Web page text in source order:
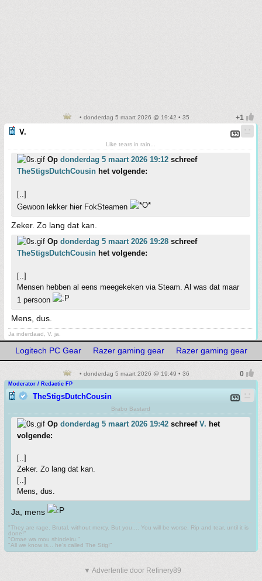
• donderdag 5 maart 2026 @ 19:42 • 35
V.
Like tears in rain...
Op donderdag 5 maart 2026 19:12 schreef
TheStigsDutchCousin het volgende:
[..]
Gewoon lekker hier FokSteamen
Zeker. Zo lang dat kan.
Op donderdag 5 maart 2026 19:28 schreef
TheStigsDutchCousin het volgende:
[..]
Mensen hebben al eens meegekeken via Steam. Al was dat maar
1 persoon
Mens, dus.
Ja inderdaad, V. ja.
Logitech PC Gear Razer gaming gear Razer gaming gear
• donderdag 5 maart 2026 @ 19:49 • 36
Moderator / Redactie FP
TheStigsDutchCousin
Brabo Bastard
Op donderdag 5 maart 2026 19:42 schreef V. het
volgende:
[..]
Zeker. Zo lang dat kan.
[..]
Mens, dus.
Ja, mens
"They are rage. Brutal, without mercy. But you.... You will be worse. Rip and tear, until it is
done!"
"Omae wa mou shindeiru."
"All we know is... he's called The Stig!"
▼ Advertentie door Refinery89